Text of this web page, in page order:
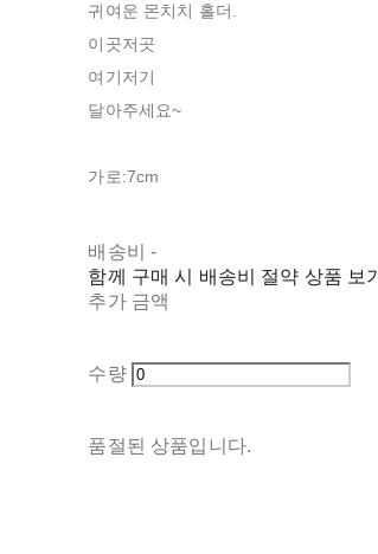
귀여운 몬치치 홀더.
이곳저곳
여기저기
달아주세요~
가로:7cm
배송비-
함께 구매 시 배송비 절약 상품 보기
추가 금액
수량
품절된 상품입니다.